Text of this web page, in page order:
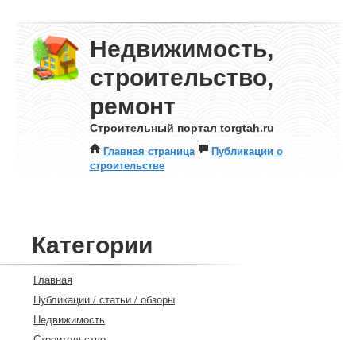
Недвижимость,
строительство,
ремонт
Строительный портал torgtah.ru
Главная страница
Публикации о
строительстве
Категории
Главная
Публикации / статьи / обзоры
Недвижимость